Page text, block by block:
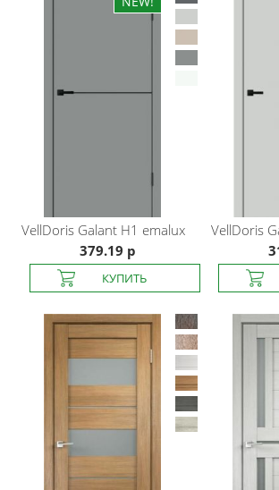
VellDoris Galant H1 emalux
379.19 р
VellDoris